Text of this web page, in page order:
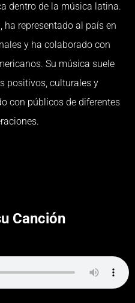
dentro de la música latina.
ha representado al país en
y ha colaborado con
Su música suele
positivos, culturales y
con públicos de diferentes
Canción